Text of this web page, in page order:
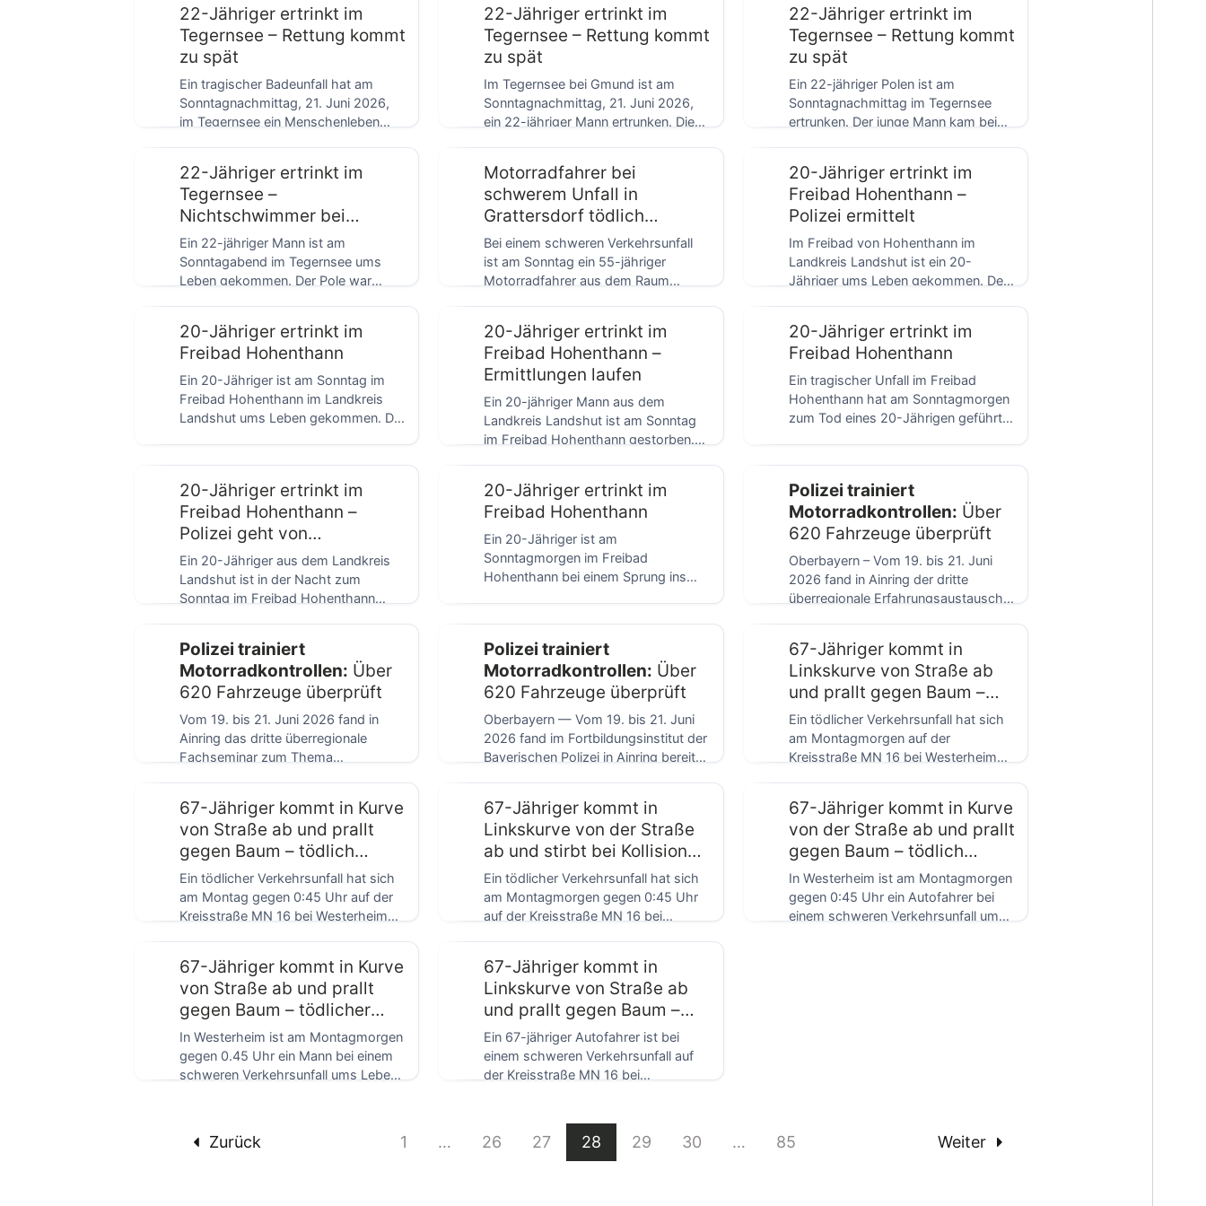
22-Jähriger ertrinkt im
Tegernsee – Rettung kommt
zu spät
Ein tragischer Badeunfall hat am
Sonntagnachmittag, 21. Juni 2026,
im Tegernsee ein Menschenleben
22-Jähriger ertrinkt im
Tegernsee – Rettung kommt
zu spät
Im Tegernsee bei Gmund ist am
Sonntagnachmittag, 21. Juni 2026,
ein 22-jähriger Mann ertrunken. Die
22-Jähriger ertrinkt im
Tegernsee – Rettung kommt
zu spät
Ein 22-jähriger Polen ist am
Sonntagnachmittag im Tegernsee
ertrunken. Der junge Mann kam bei
22-Jähriger ertrinkt im
Tegernsee –
Nichtschwimmer bei
Badeausflug
Ein 22-jähriger Mann ist am
Sonntagabend im Tegernsee ums
Leben gekommen. Der Pole war
Motorradfahrer bei
schwerem Unfall in
Grattersdorf tödlich
verunglückt
Bei einem schweren Verkehrsunfall
ist am Sonntag ein 55-jähriger
Motorradfahrer aus dem Raum
20-Jähriger ertrinkt im
Freibad Hohenthann –
Polizei ermittelt
Im Freibad von Hohenthann im
Landkreis Landshut ist ein 20-
Jähriger ums Leben gekommen. Der
20-Jähriger ertrinkt im
Freibad Hohenthann
Ein 20-Jähriger ist am Sonntag im
Freibad Hohenthann im Landkreis
Landshut ums Leben gekommen. Der
20-Jähriger ertrinkt im
Freibad Hohenthann –
Ermittlungen laufen
Ein 20-jähriger Mann aus dem
Landkreis Landshut ist am Sonntag
im Freibad Hohenthann gestorben.
20-Jähriger ertrinkt im
Freibad Hohenthann
Ein tragischer Unfall im Freibad
Hohenthann hat am Sonntagmorgen
zum Tod eines 20-Jährigen geführt.
20-Jähriger ertrinkt im
Freibad Hohenthann –
Polizei geht von
Unglücksfall aus
Ein 20-Jähriger aus dem Landkreis
Landshut ist in der Nacht zum
Sonntag im Freibad Hohenthann
20-Jähriger ertrinkt im
Freibad Hohenthann
Ein 20-Jähriger ist am
Sonntagmorgen im Freibad
Hohenthann bei einem Sprung ins
Polizei trainiert
Motorradkontrollen: Über
620 Fahrzeuge überprüft
Oberbayern – Vom 19. bis 21. Juni
2026 fand in Ainring der dritte
überregionale Erfahrungsaustausch
Polizei trainiert
Motorradkontrollen: Über
620 Fahrzeuge überprüft
Vom 19. bis 21. Juni 2026 fand in
Ainring das dritte überregionale
Fachseminar zum Thema
Polizei trainiert
Motorradkontrollen: Über
620 Fahrzeuge überprüft
Oberbayern — Vom 19. bis 21. Juni
2026 fand im Fortbildungsinstitut der
Bayerischen Polizei in Ainring bereits
67-Jähriger kommt in
Linkskurve von Straße ab
und prallt gegen Baum –
tödlich verletzt
Ein tödlicher Verkehrsunfall hat sich
am Montagmorgen auf der
Kreisstraße MN 16 bei Westerheim
67-Jähriger kommt in Kurve
von Straße ab und prallt
gegen Baum – tödlich
verletzt
Ein tödlicher Verkehrsunfall hat sich
am Montag gegen 0:45 Uhr auf der
Kreisstraße MN 16 bei Westerheim
67-Jähriger kommt in
Linkskurve von der Straße
ab und stirbt bei Kollision
mit Baum
Ein tödlicher Verkehrsunfall hat sich
am Montagmorgen gegen 0:45 Uhr
auf der Kreisstraße MN 16 bei
67-Jähriger kommt in Kurve
von der Straße ab und prallt
gegen Baum – tödlich
verletzt
In Westerheim ist am Montagmorgen
gegen 0:45 Uhr ein Autofahrer bei
einem schweren Verkehrsunfall ums
67-Jähriger kommt in Kurve
von Straße ab und prallt
gegen Baum – tödlicher
Unfall in Westerheim
In Westerheim ist am Montagmorgen
gegen 0.45 Uhr ein Mann bei einem
schweren Verkehrsunfall ums Leben
67-Jähriger kommt in
Linkskurve von Straße ab
und prallt gegen Baum –
tödlich verletzt
Ein 67-jähriger Autofahrer ist bei
einem schweren Verkehrsunfall auf
der Kreisstraße MN 16 bei
Zurück 1 … 26 27 28 29 30 … 85 Weiter